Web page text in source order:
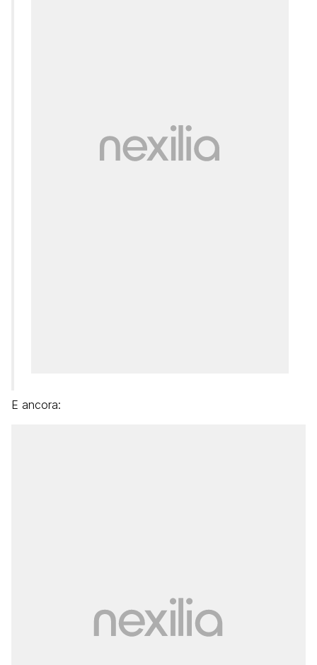
E ancora: